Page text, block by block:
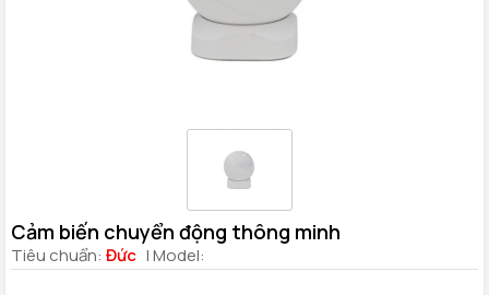
Cảm biến chuyển động thông minh
Tiêu chuẩn: Đức | Model: